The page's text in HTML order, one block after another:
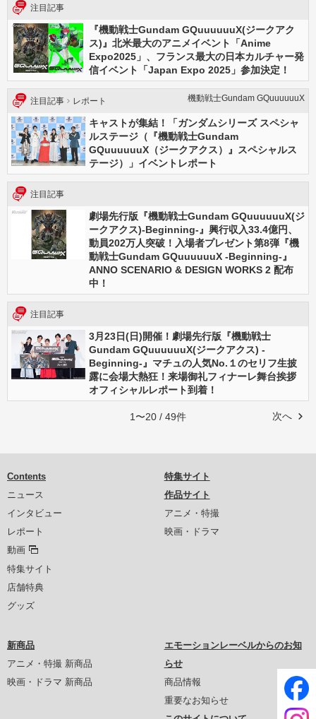
注目記事
『機動戦士Gundam GQuuuuuuX(ジークアク
ス)』北米最大のアニメイベント「Anime
Expo2025」、フランス最大の日本カルチャー発
信イベント「Japan Expo 2025」参加決定！
注目記事 レポート 機動戦士Gundam GQuuuuuuX
キャストが集結！「ガンダムシリーズ スペシャ
ルステージ（『機動戦士Gundam
GQuuuuuuX（ジークアクス）』スペシャルス
テージ）」イベントレポート
注目記事
劇場先行版『機動戦士Gundam GQuuuuuuX(ジ
ークアクス)-Beginning-』興行収入33.4億円、
動員202万人突破！入場者プレゼント第8弾『機
動戦士Gundam GQuuuuuuX -Beginning-』
ANNO SCENARIO & DESIGN WORKS 2 配布
中！
注目記事
3月23日(日)開催！劇場先行版『機動戦士
Gundam GQuuuuuuX(ジークアクス) -
Beginning-』マチュの人気No.１のセリフ生披
露に会場大熱狂！来場御礼フィナーレ舞台挨拶
オフィシャルレポート到着！
次へ
1〜20 / 49件
Contents
ニュース
インタビュー
レポート
動画
特集サイト
店舗特典
グッズ
特集サイト
作品サイト
アニメ・特撮
映画・ドラマ
新商品
アニメ・特撮 新商品
映画・ドラマ 新商品
エモーションレーベルからのお知
らせ
商品情報
重要なお知らせ